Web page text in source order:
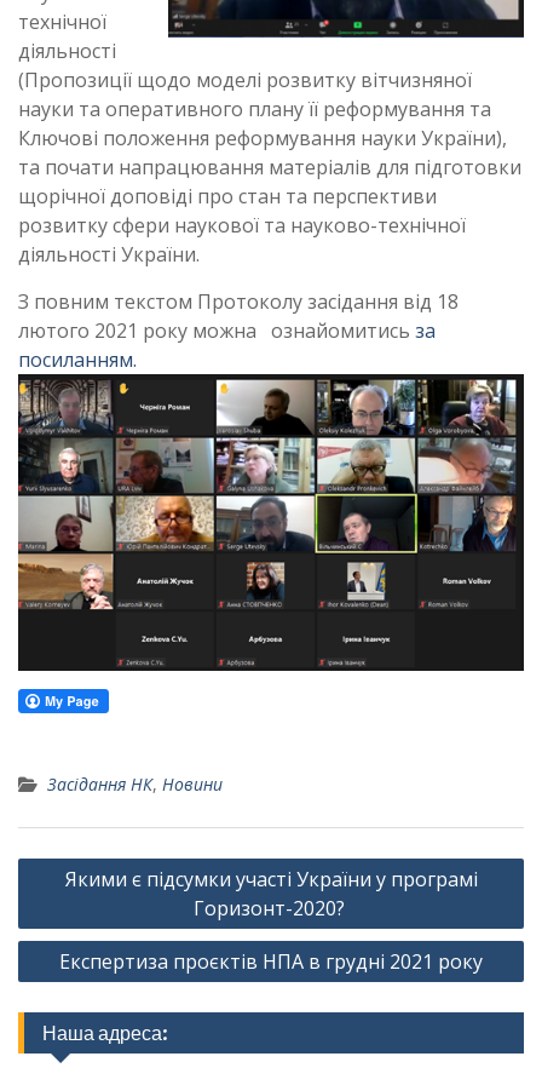
технічної
діяльності
(Пропозиції щодо моделі розвитку вітчизняної
науки та оперативного плану її реформування та
Ключові положення реформування науки України),
та почати напрацювання матеріалів для підготовки
щорічної доповіді про стан та перспективи
розвитку сфери наукової та науково-технічної
діяльності України.
З повним текстом Протоколу засідання від 18
лютого 2021 року можна ознайомитись за
посиланням.
Засідання НК, Новини
Навігація
Якими є підсумки участі України у програмі
Горизонт-2020?
Експертиза проєктів НПА в грудні 2021 року
Наша адреса: